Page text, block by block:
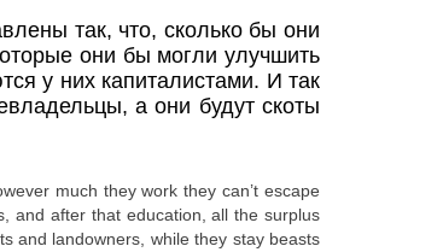
так, что, сколько бы они
они бы могли улучшить
у них капиталистами. И так
а они будут скоты
much they work they can’t escape
and after that education, all the surplus
and landowners, while they stay beasts